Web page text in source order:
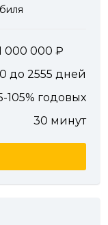
000 000
до 2555 дней
105% годовых
30 минут